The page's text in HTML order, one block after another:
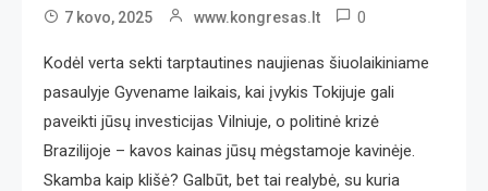
7 kovo, 2025 www.kongresas.lt 0
Kodėl verta sekti tarptautines naujienas šiuolaikiniame
pasaulyje Gyvename laikais, kai įvykis Tokijuje gali
paveikti jūsų investicijas Vilniuje, o politinė krizė
Brazilijoje – kavos kainas jūsų mėgstamoje kavinėje.
Skamba kaip klišė? Galbūt, bet tai realybė, su kuria